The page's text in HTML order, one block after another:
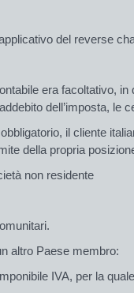
del reverse
era facoltativo,
dell’imposta, le
il cliente
della propria
non residente
altro Paese membro:
IVA, per la